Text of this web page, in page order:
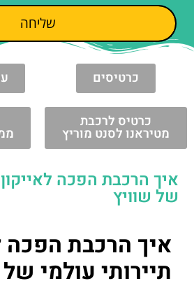
שליחה
כרטיסים
כרטיס לרכבת
מטיראנו לסנט מוריץ
איך הרכבת הפכה לאייקון
של שוויץ
איך הרכבת הפכה
תיירותי עולמי